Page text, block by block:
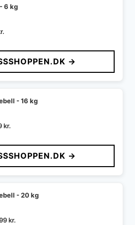
6 kg
pris
er:
149 kr..
→
- 16 kg
kr..
kr.
pris
er:
899 kr..
→
- 20 kg
kr.